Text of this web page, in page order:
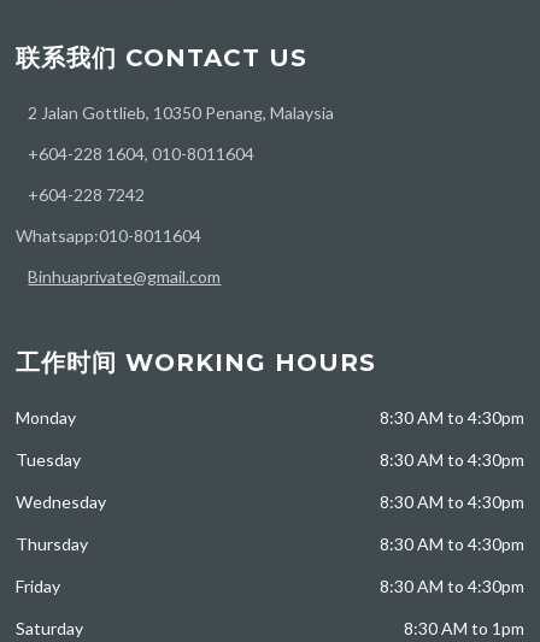
联系我们 CONTACT US
2 Jalan Gottlieb, 10350 Penang, Malaysia
+604-228 1604, 010-8011604
+604-228 7242
Whatsapp:010-8011604
Binhuaprivate@gmail.com
工作时间 WORKING HOURS
Monday 8:30 AM to 4:30pm
Tuesday 8:30 AM to 4:30pm
Wednesday 8:30 AM to 4:30pm
Thursday 8:30 AM to 4:30pm
Friday 8:30 AM to 4:30pm
Saturday 8:30 AM to 1pm